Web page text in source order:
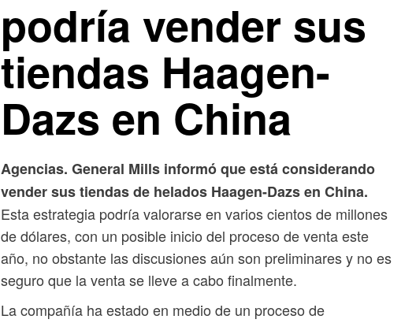
podría vender sus
tiendas Haagen-
Dazs en China
Agencias. General Mills informó que está considerando
vender sus tiendas de helados Haagen-Dazs en China.
Esta estrategia podría valorarse en varios cientos de millones
de dólares, con un posible inicio del proceso de venta este
año, no obstante las discusiones aún son preliminares y no es
seguro que la venta se lleve a cabo finalmente.
La compañía ha estado en medio de un proceso de